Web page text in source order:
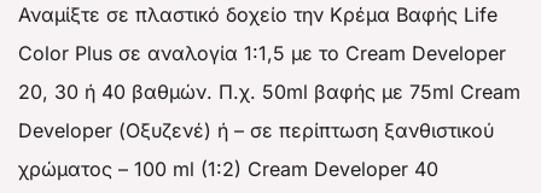
Αναμίξτε σε πλαστικό δοχείο την Κρέμα Βαφής Life
Color Plus σε αναλογία 1:1,5 με το Cream Developer
20, 30 ή 40 βαθμών. Π.χ. 50ml βαφής με 75ml Cream
Developer (Οξυζενέ) ή – σε περίπτωση ξανθιστικού
χρώματος – 100 ml (1:2) Cream Developer 40